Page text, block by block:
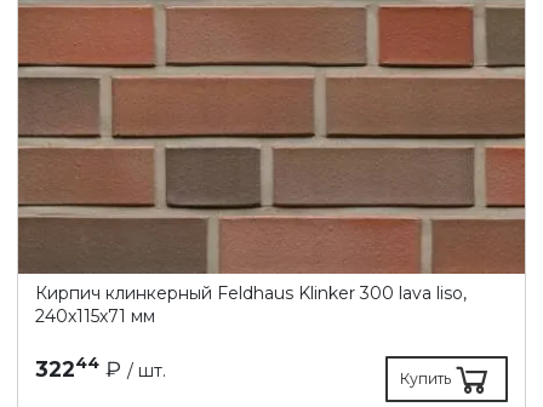
Кирпич клинкерный Feldhaus Klinker 300 lava liso,
240х115х71 мм
32244 ₽ / шт. Купить